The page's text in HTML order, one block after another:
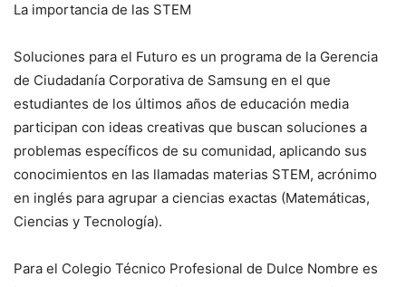
La importancia de las STEM
Soluciones para el Futuro es un programa de la Gerencia
de Ciudadanía Corporativa de Samsung en el que
estudiantes de los últimos años de educación media
participan con ideas creativas que buscan soluciones a
problemas específicos de su comunidad, aplicando sus
conocimientos en las llamadas materias STEM, acrónimo
en inglés para agrupar a ciencias exactas (Matemáticas,
Ciencias y Tecnología).
Para el Colegio Técnico Profesional de Dulce Nombre es